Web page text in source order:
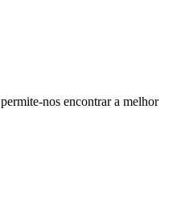
nos encontrar a melhor